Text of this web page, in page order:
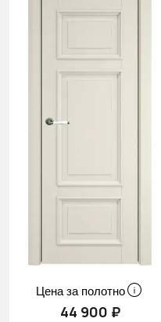
Цена за полотно
44 900 ₽